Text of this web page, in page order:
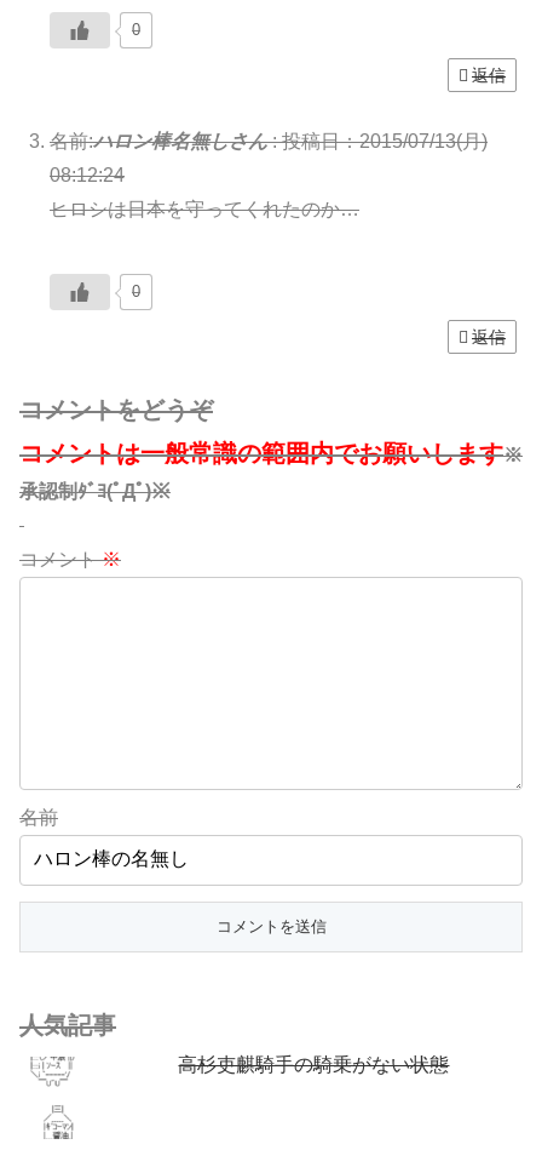
0
返信
名前:ハロン棒名無しさん: 投稿日：2015/07/13(月)
08:12:24
ヒロシは日本を守ってくれたのか…
0
返信
コメントをどうぞ
コメントは一般常識の範囲内でお願いします※
承認制ﾀﾞﾖ(ﾟДﾟ)※
コメント※
名前
人気記事
高杉吏麒騎手の騎乗がない状態